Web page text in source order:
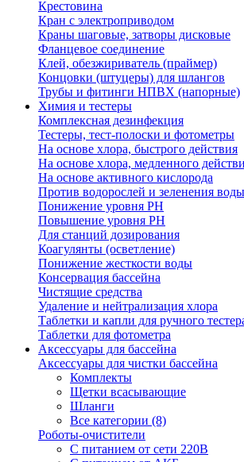
Крестовина
Кран с электроприводом
Краны шаговые, затворы дисковые
Фланцевое соединение
Клей, обезжириватель (праймер)
Концовки (штуцеры) для шлангов
Трубы и фитинги НПВХ (напорные)
Химия и тестеры
Комплексная дезинфекция
Тестеры, тест-полоски и фотометры
На основе хлора, быстрого действия
На основе хлора, медленного
На основе активного кислорода
Против водорослей и зеленения воды
Понижение уровня РН
Повышение уровня РН
Для станций дозирования
Коагулянты (осветление)
Понижение жесткости воды
Консервация бассейна
Чистящие средства
Удаление и нейтрализация хлора
Таблетки и капли для ручного
Таблетки для фотометра
Аксессуары для бассейна
Аксессуары для чистки бассейна
Комплекты
Щетки всасывающие
Шланги
Все категории (8)
Роботы-очистители
С питанием от сети 220В